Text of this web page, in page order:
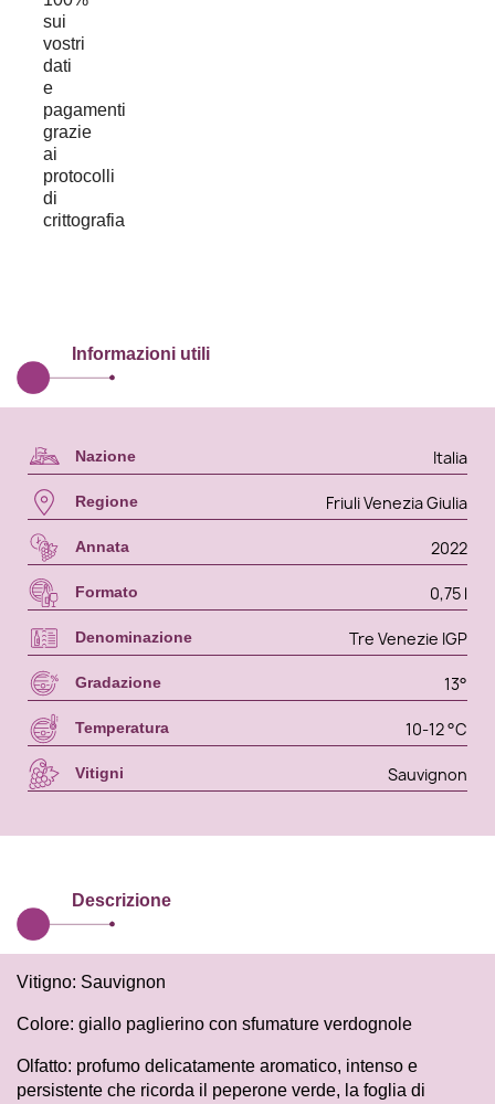
Informazioni utili
Nazione Italia
Regione Friuli Venezia Giulia
Annata 2022
Formato 0,75 l
Denominazione Tre Venezie IGP
Gradazione 13°
Temperatura 10-12 °C
Vitigni Sauvignon
Descrizione
Vitigno: Sauvignon
Colore: giallo paglierino con sfumature verdognole
Olfatto: profumo delicatamente aromatico, intenso e
persistente che ricorda il peperone verde, la foglia di